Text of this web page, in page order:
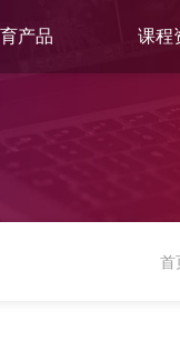
产品 课程
首